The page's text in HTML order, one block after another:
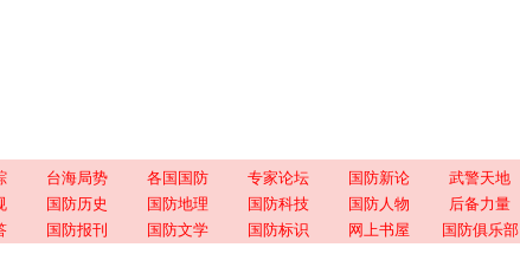
台海局势 各国国防 专家论坛 国防新论 武警天地
国防历史 国防地理 国防科技 国防人物 后备力量
国防报刊 国防文学 国防标识 网上书屋 国防俱乐部